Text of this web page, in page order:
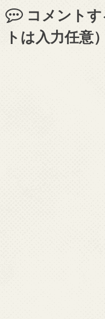
コメント
トは入力任意）